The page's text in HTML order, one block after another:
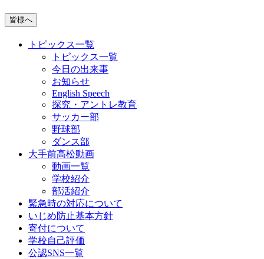
皆様へ
トピックス一覧
トピックス一覧
今日の出来事
お知らせ
English Speech
探究・アントレ教育
サッカー部
野球部
ダンス部
大手前高松動画
動画一覧
学校紹介
部活紹介
緊急時の対応について
いじめ防止基本方針
寄付について
学校自己評価
公認SNS一覧